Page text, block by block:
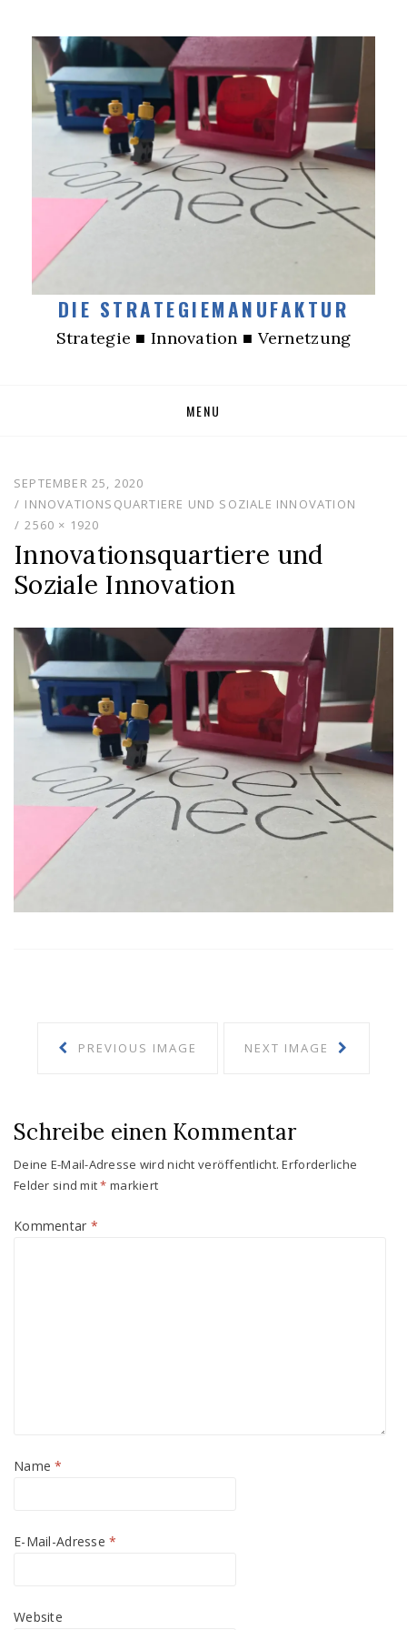
DIE STRATEGIEMANUFAKTUR
Strategie ■ Innovation ■ Vernetzung
MENU
SEPTEMBER 25, 2020
INNOVATIONSQUARTIERE UND SOZIALE INNOVATION
2560 × 1920
Innovationsquartiere und
Soziale Innovation
PREVIOUS IMAGE NEXT IMAGE
Schreibe einen Kommentar
Deine E-Mail-Adresse wird nicht veröffentlicht. Erforderliche
Felder sind mit* markiert
Kommentar *
Name*
E-Mail-Adresse*
Website